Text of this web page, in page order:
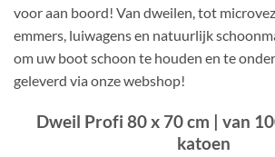
voor aan boord! Van dweilen, tot
emmers, luiwagens en natuurlijk
om uw boot schoon te houden en te
geleverd via onze webshop!
Dweil Profi 80 x 70 cm | van
katoen